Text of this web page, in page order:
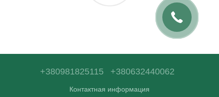
+380981825115 +380632440062
Контактная информация